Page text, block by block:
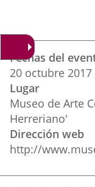
Datos
del
evento
Fechas del
20 octubre 2017
Lugar
Museo de Arte
Herreriano'
Dirección web
http://